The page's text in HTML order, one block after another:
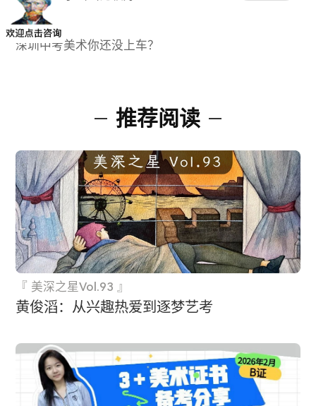
下一篇：
深圳中考美术你还没上车？
推荐阅读
『 美深之星Vol.93 』
黄俊滔：从兴趣热爱到逐梦艺考